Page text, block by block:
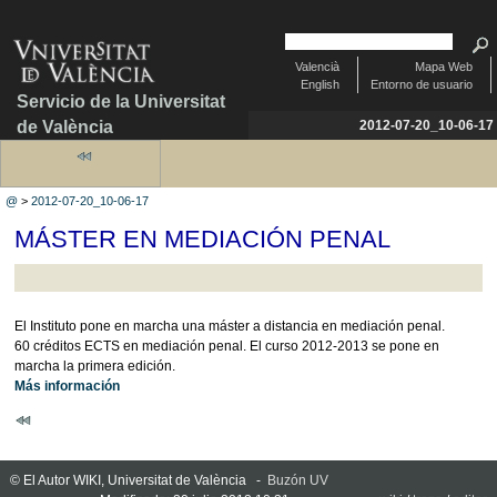
Servicio de la Universitat
de València
Mapa Web
Entorno de usuario
Valencià
English
2012-07-20_10-06-17
@ >2012-07-20_10-06-17
MÁSTER EN MEDIACIÓN PENAL
El Instituto pone en marcha una máster a distancia en mediación penal.
60 créditos ECTS en mediación penal. El curso 2012-2013 se pone en
marcha la primera edición.
Más información
© El Autor WIKI, Universitat de València - Buzón UV